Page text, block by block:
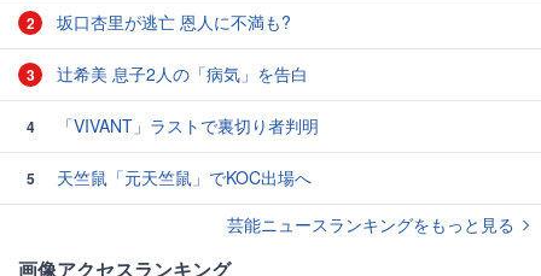
2 坂口杏里が逃亡 恩人に不満も?
3 辻希美 息子2人の「病気」を告白
4 「VIVANT」ラストで裏切り者判明
5
天竺鼠「元天竺鼠」でKOC出場へ
芸能ニュースランキングをもっと見る
画像アクセスランキング